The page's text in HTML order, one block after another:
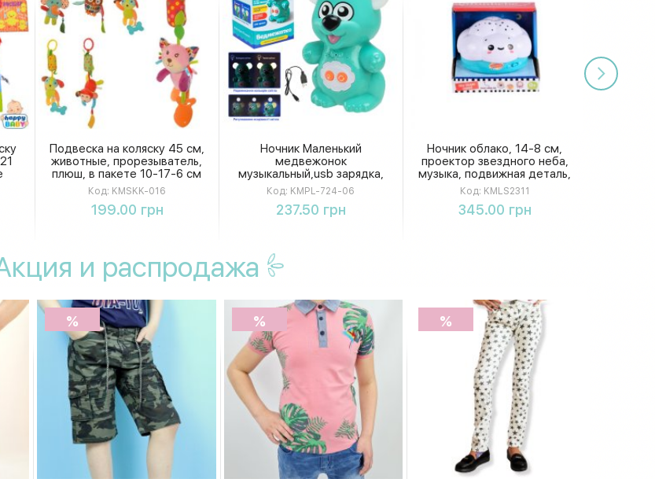
Подвеска на коляску 45 см,
животные, прорезыватель,
плюш, в пакете 10-17-6 см
KMSKK-016
Код: KMSKK-016
199.00 грн
Ночник Маленький
медвежонок
музыкальный,usb зарядка,
коробка 8,5*14,5*8,5см
KMPL-724-06
Код: KMPL-724-06
237.50 грн
Ночник облако, 14-8 см,
проектор звездного неба,
музыка, подвижная деталь,
заводной KMLS2311
Код: KMLS2311
345.00 грн
Купить
и распродажа
% % %